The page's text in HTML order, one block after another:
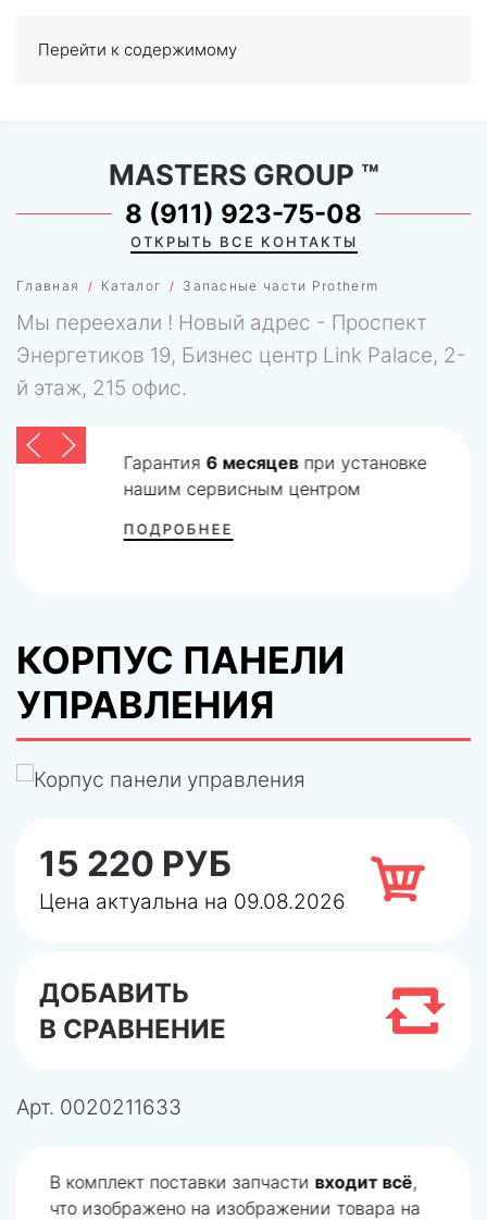
Перейти к содержимому
0
Главная Каталог Запасные части Protherm
MASTERS GROUP ™
8 (911) 923-75-08
ОТКРЫТЬ ВСЕ КОНТАКТЫ
Мы переехали ! Новый адрес - Проспект
Энергетиков 19, Бизнес центр Link Palace, 2-
й этаж, 215 офис.
Гарантия 6 месяцевпри установке
нашим сервисным центром
ПОДРОБНЕЕ
КОРПУС ПАНЕЛИ
УПРАВЛЕНИЯ
15 220 РУБ
Цена актуальна на 09.08.2026
ДОБАВИТЬ
В СРАВНЕНИЕ
Арт. 0020211633
В комплект поставки запчасти входит всё,
что изображено на изображении товара на